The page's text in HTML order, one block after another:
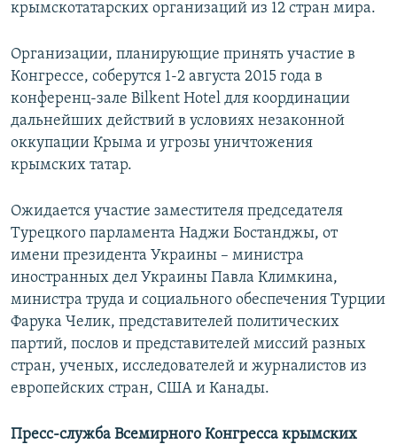
крымскотатарских организаций из 12 стран мира.
Организации, планирующие принять участие в
Конгрессе, соберутся 1-2 августа 2015 года в
конференц-зале Bilkent Hotel для координации
дальнейших действий в условиях незаконной
оккупации Крыма и угрозы уничтожения
крымских татар.
Ожидается участие заместителя председателя
Турецкого парламента Наджи Бостанджы, от
имени президента Украины – министра
иностранных дел Украины Павла Климкина,
министра труда и социального обеспечения Турции
Фарука Челик, представителей политических
партий, послов и представителей миссий разных
стран, ученых, исследователей и журналистов из
европейских стран, США и Канады.
Пресс-служба Всемирного Конгресса крымских